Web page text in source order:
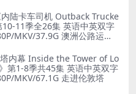
陆卡车司机 Outback Trucke
11季全26集 英语中英双字
MKV/37.9G 澳洲公路运输
内幕 Inside the Tower of Lo
第1-8季共45集 英语中英双字
MKV/67.1G 走进伦敦塔